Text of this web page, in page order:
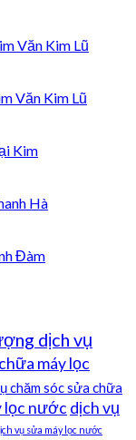
Văn Kim Lũ
Văn Kim Lũ
Kim
Hà
Đàm
dịch vụ
máy lọc
chăm sóc sửa chữa
lọc nước dịch vụ
vụ sửa máy lọc nước